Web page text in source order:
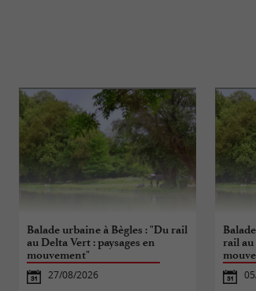
Balade urbaine à Bègles : "Du rail
au Delta Vert : paysages en
mouvement"
27/08/2026
rail au